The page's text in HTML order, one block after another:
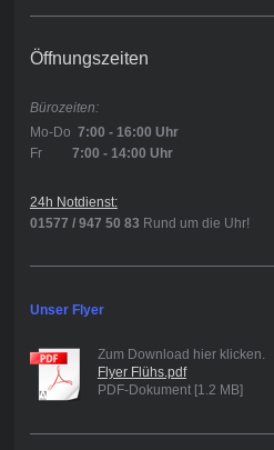
Öffnungszeiten
Bürozeiten:
Mo-Do 7:00 - 16:00 Uhr
Fr 7:00 - 14:00 Uhr
24h Notdienst:
01577 / 947 50 83 Rund um die Uhr!
Unser Flyer
Zum Download hier klicken.
Flyer Flühs.pdf
PDF-Dokument [1.2 MB]